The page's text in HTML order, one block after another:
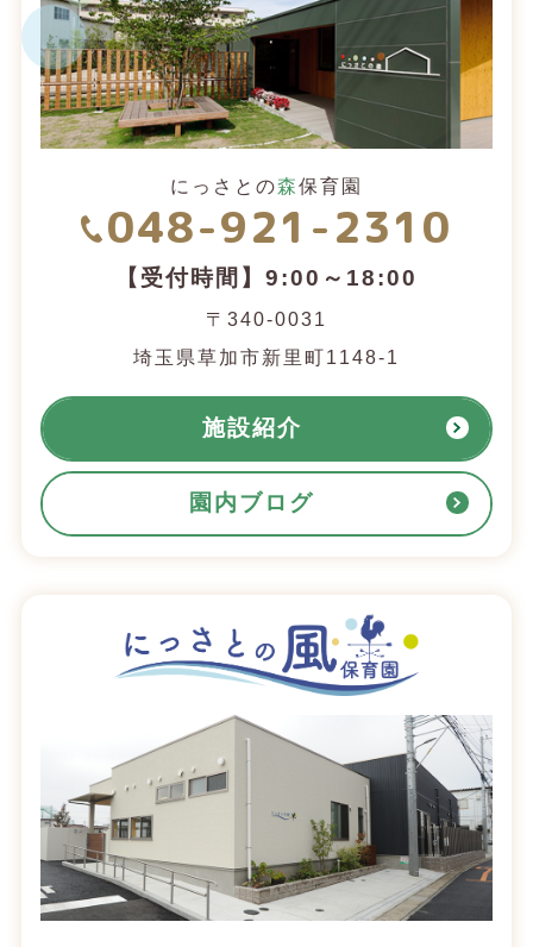
にっさとの森保育園
048-921-2310
【受付時間】9:00～18:00
〒340-0031
埼玉県草加市新里町1148-1
施設紹介
園内ブログ